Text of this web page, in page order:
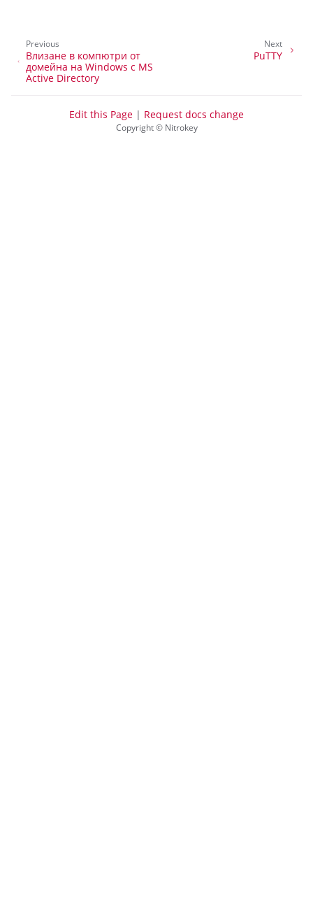
Next
PuTTY
Previous
Влизане в компютри от
домейна на Windows с MS
Active Directory
Copyright © Nitrokey
Edit this Page | Request docs change